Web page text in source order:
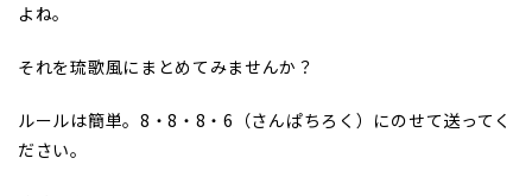
よね。
それを琉歌風にまとめてみませんか？
ルールは簡単。8・8・8・6（さんぱちろく）にのせて送ってく
ださい。